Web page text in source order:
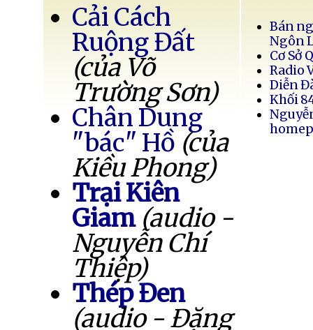
Cải Cách
Ruộng Đất
(của Võ
Trường Sơn)
Chân Dung
"bác" Hồ (của
Kiều Phong)
Trại Kiên
Giam (audio -
Nguyễn Chí
Thiệp)
Thép Đen
(audio - Đặng
Bán
Ngôn
Cơ Sở
Radio
Diễn
Khối